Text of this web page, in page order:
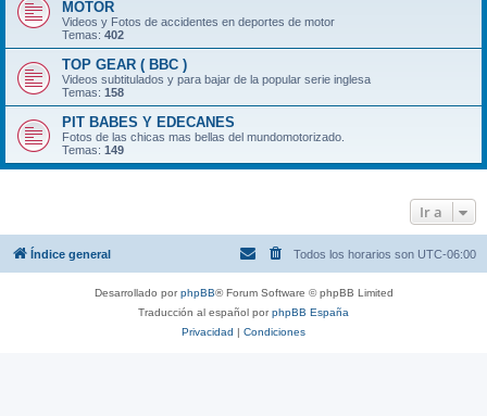
MOTOR
Videos y Fotos de accidentes en deportes de motor
Temas: 402
TOP GEAR ( BBC )
Videos subtitulados y para bajar de la popular serie inglesa
Temas: 158
PIT BABES Y EDECANES
Fotos de las chicas mas bellas del mundomotorizado.
Temas: 149
Ir a
Índice general Todos los horarios son UTC-06:00
Desarrollado porphpBB® Forum Software © phpBB Limited
Traducción al español porphpBB España
Privacidad | Condiciones